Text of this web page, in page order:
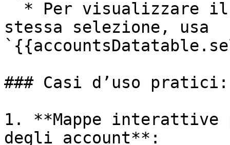
stessa selezione, usa
### Casi d’uso pratici:
1. **Mappe
degli account**: